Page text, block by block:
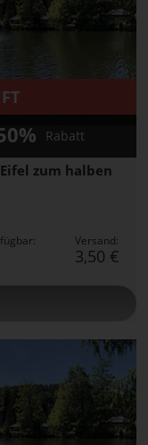
zum halben
Rabatt
Versand:
3,50 €